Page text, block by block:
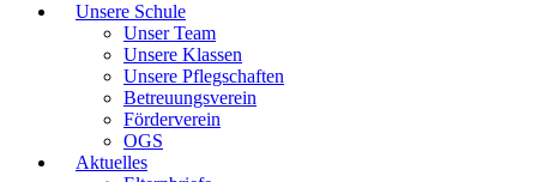
Unsere Schule
Unser Team
Unsere Klassen
Unsere Pflegschaften
Betreuungsverein
Förderverein
OGS
Aktuelles